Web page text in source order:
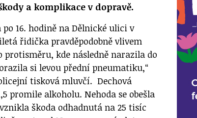
a komplikace v dopravě.
16. hodině na Dělnické ulici v
řidička pravděpodobně vlivem
protisměru, kde následně narazila do
si levou přední pneumatiku,“
tisková mluvčí. Dechová
promile alkoholu. Nehoda se obešla
škoda odhadnutá na 25 tisíc